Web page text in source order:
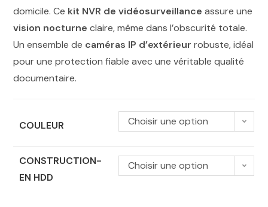
domicile. Ce kit NVR de vidéosurveillance assure une
vision nocturne claire, même dans l’obscurité totale.
Un ensemble de caméras IP d’extérieur robuste, idéal
pour une protection fiable avec une véritable qualité
documentaire.
COULEUR Choisir une option
CONSTRUCTION-
EN HDD
Choisir une option